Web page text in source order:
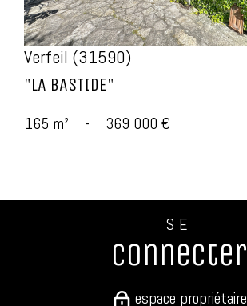
Verfeil (31590)
"LA BASTIDE"
165 m² - 369 000 €
SE
connecter
espace propriétaire